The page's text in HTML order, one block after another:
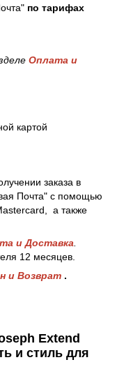
по тарифах
Оплата и
картой
заказа в
Почта" с помощью
а также
и Доставка
12 месяцев.
и Возврат .
Extend
и стиль для